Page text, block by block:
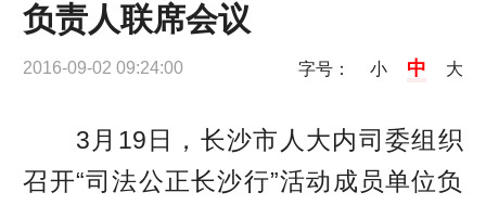
负责人联席会议
2016-09-02 09:24:00 字号： 小 中 大
3月19日，长沙市人大内司委组织
召开“司法公正长沙行”活动成员单位负